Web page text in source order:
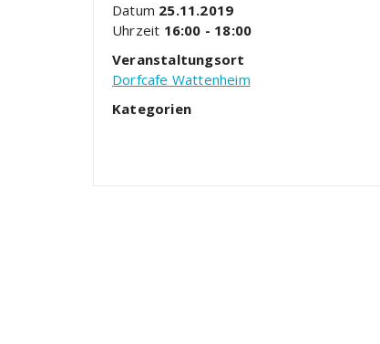
Datum 25.11.2019
Uhrzeit 16:00 - 18:00
Veranstaltungsort
Dorfcafe Wattenheim
Kategorien